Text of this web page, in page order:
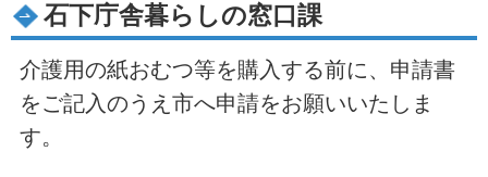
石下庁舎暮らしの窓口課
介護用の紙おむつ等を購入する前に、申請書
をご記入のうえ市へ申請をお願いいたしま
す。